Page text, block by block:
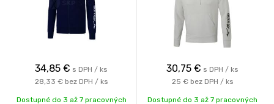
34,85 € s DPH / ks
28,33 € bez DPH / ks
Dostupné do 3 až 7 pracovných
30,75 € s DPH / ks
25 € bez DPH / ks
Dostupné do 3 až 7 pracovných